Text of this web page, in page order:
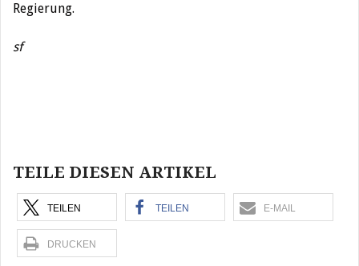
Regierung.
sf
TEILE DIESEN ARTIKEL
TEILEN TEILEN E-MAIL
DRUCKEN